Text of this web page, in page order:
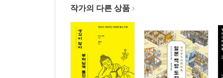
책방 플러그 | 의자와 테이블 모두 서가가 되는 자
3장 주고쿠·시고쿠
무시문고 | 미관지구의 오래된 가게에 교차하는 주
451북스 | 상징적인 나선형 계단으로 돌아보는 서가
작가의 다른 상품